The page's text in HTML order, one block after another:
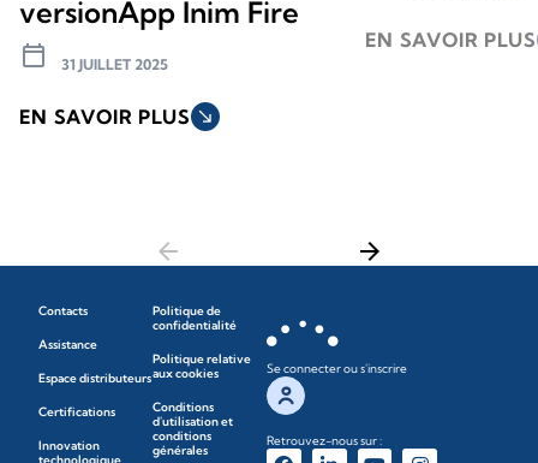
versionApp Inim Fire
calendar_today 31 JUILLET 2025
EN SAVOIR PLUS south_east
EN SAVOIR PLUS
arrow_back arrow_forward
Contacts
Assistance
Espace distributeurs
Certifications
Innovation
Politique de
confidentialité
Politique relative
aux cookies
Conditions
d'utilisation et
conditions
générales
Se connecter ou s'inscrire
Retrouvez-nous sur :